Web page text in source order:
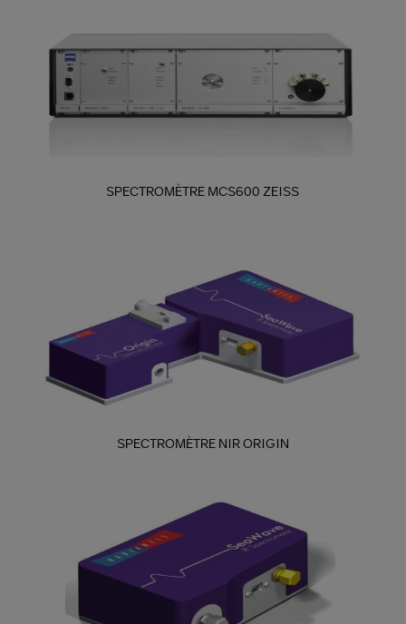
SPECTROMÈTRE MCS600 ZEISS
SPECTROMÈTRE NIR ORIGIN